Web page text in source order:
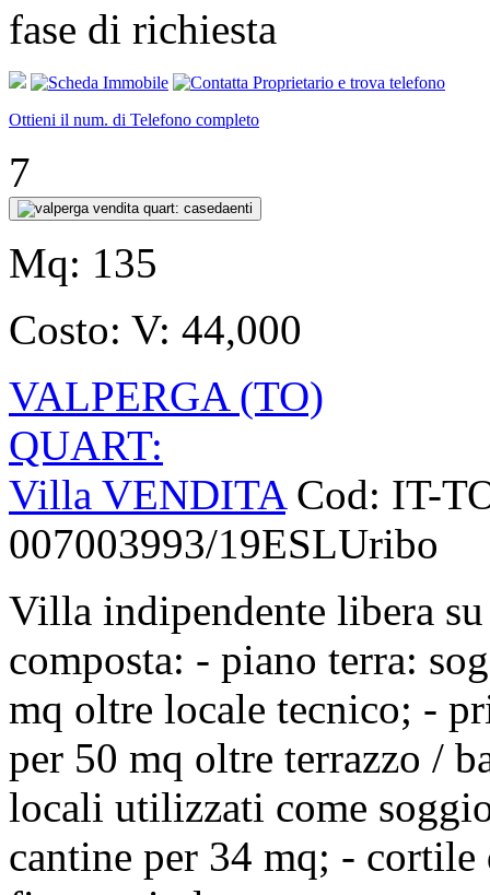
fase di richiesta
Ottieni il num. di Telefono completo
7
Mq: 135
Costo: V: 44,000
VALPERGA (TO)
QUART:
Villa VENDITA Cod: IT-
007003993/19ESLUribo
Villa indipendente libera
composta: - piano terra:
mq oltre locale tecnico; -
per 50 mq oltre terrazzo /
locali utilizzati come
cantine per 34 mq; -